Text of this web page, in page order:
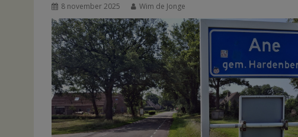
8 november 2025 Wim de Jonge